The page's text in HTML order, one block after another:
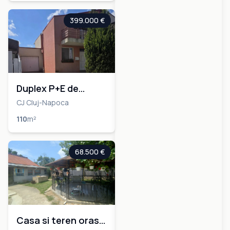
399.000 €
Duplex P+E de
vânzare în Bună
Ziua – 110 mp utili,
garaj și grădină
CJ Cluj-Napoca
110m²
68.500 €
Casa si teren oras